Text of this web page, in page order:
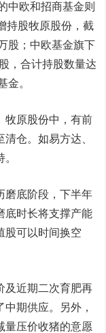
欧和招商基金则
持股牧原股份，截
股；中欧基金旗下
，合计持股数量达
金。
原股份中，有前
仓。如易方达、
磨底阶段，下半年
底时长将支撑产能
股可以时间换空
近期二次育肥再
期供应。另外，
量压价收猪的意愿